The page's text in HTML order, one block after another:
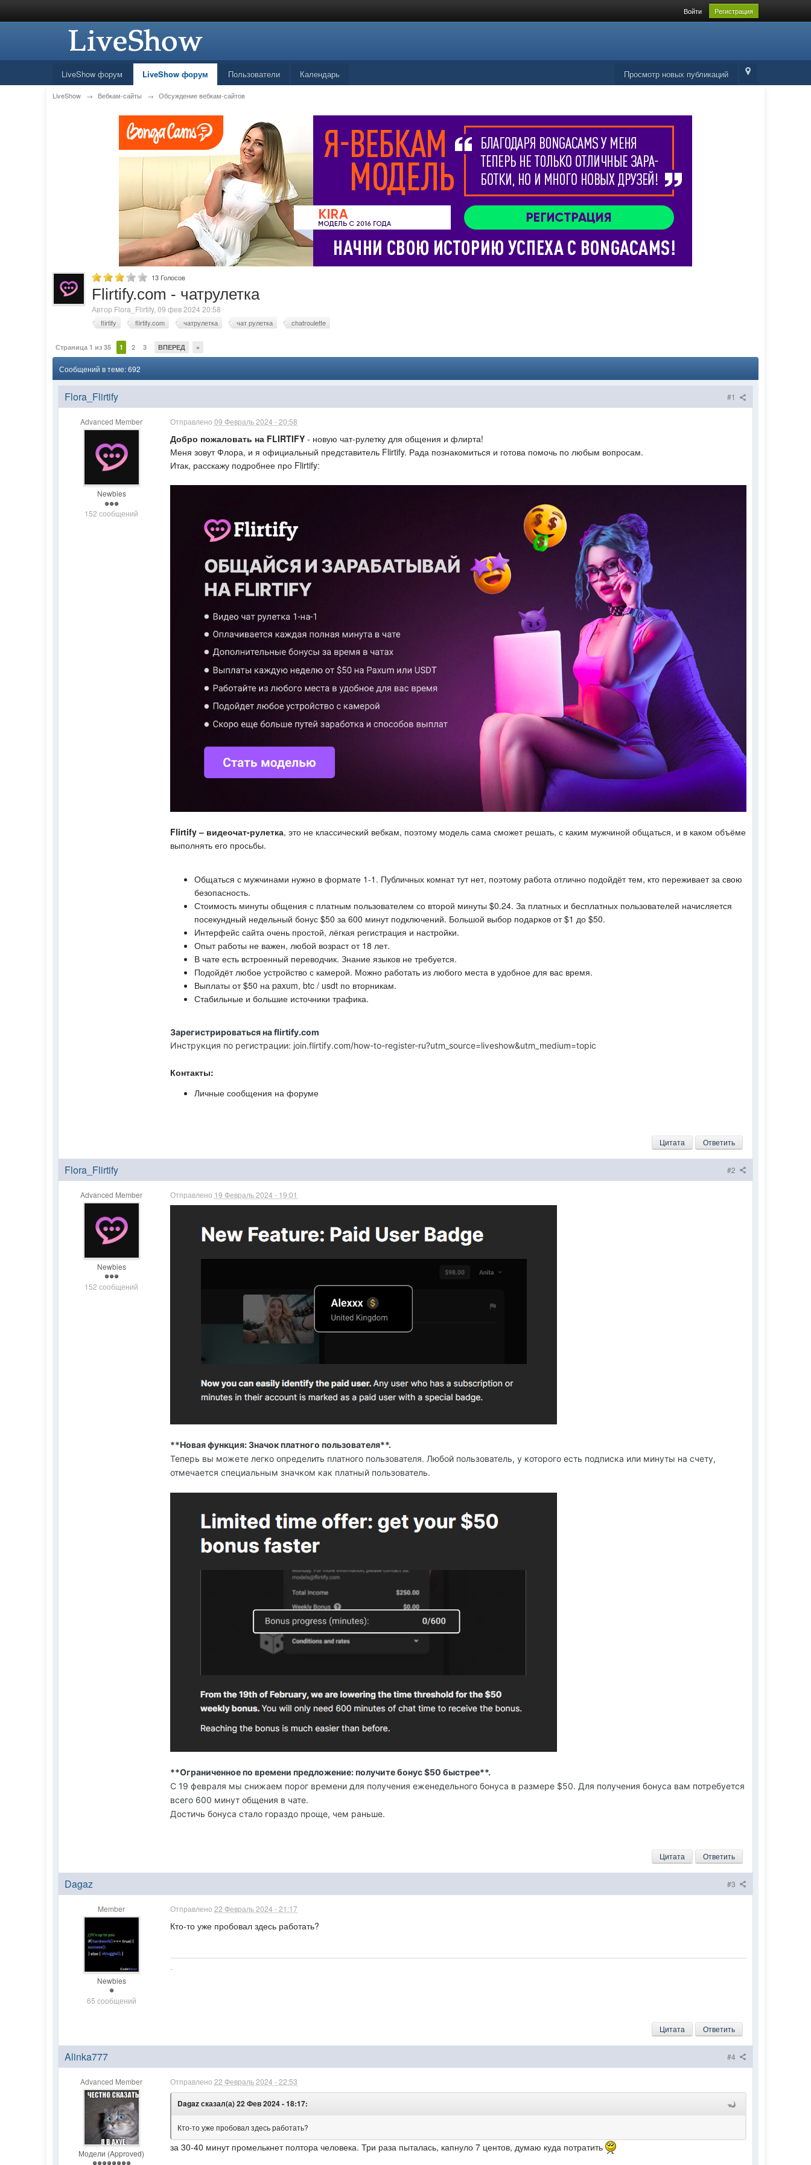
Войти Регистрация
Просмотр новых публикаций
LiveShow форум LiveShow форум Пользователи Календарь
LiveShow → Вебкам-сайты → Обсуждение вебкам-сайтов
13 Голосов
Flirtify.com - чатрулетка
Автор Flora_Flirtify,09 фев 2024 20:58
flirtify flirtify.com чатрулетка чат рулетка chatroulette
Страница 1 из 35 1 2 3 ВПЕРЕД »
Сообщений в теме: 692
#1
Flora_Flirtify
Advanced Member
Newbies
152 сообщений
Отправлено09 Февраль 2024 - 20:58
Добро пожаловать на FLIRTIFY - новую чат-рулетку для общения и флирта!
Меня зовут Флора, и я официальный представитель Flirtify. Рада познакомиться и готова помочь по любым вопросам.
Итак, расскажу подробнее про Flirtify:
Flirtify – видеочат-рулетка, это не классический вебкам, поэтому модель сама сможет решать, с каким мужчиной общаться, и в каком объёме
выполнять его просьбы.
Общаться с мужчинами нужно в формате 1-1. Публичных комнат тут нет, поэтому работа отлично подойдёт тем, кто переживает за свою
безопасность.
Стоимость минуты общения с платным пользователем со второй минуты $0.24. За платных и бесплатных пользователей начисляется
посекундный недельный бонус $50 за 600 минут подключений. Большой выбор подарков от $1 до $50.
Интерфейс сайта очень простой, лёгкая регистрация и настройки.
Опыт работы не важен, любой возраст от 18 лет.
В чате есть встроенный переводчик. Знание языков не требуется.
Подойдёт любое устройство с камерой. Можно работать из любого места в удобное для вас время.
Выплаты от $50 на paxum, btc / usdt по вторникам.
Стабильные и большие источники трафика.
Зарегистрироваться на flirtify.com
Инструкция по регистрации: join.flirtify.com/how-to-register-ru?utm_source=liveshow&utm_medium=topic
Контакты:
Личные сообщения на форуме
Ответить
Цитата
#2
Flora_Flirtify
Advanced Member
Newbies
152 сообщений
Отправлено 19 Февраль 2024 - 19:01
**Новая функция: Значок платного пользователя**.
Теперь вы можете легко определить платного пользователя. Любой пользователь, у которого есть подписка или минуты на счету,
отмечается специальным значком как платный пользователь.
**Ограниченное по времени предложение: получите бонус $50 быстрее**.
С 19 февраля мы снижаем порог времени для получения еженедельного бонуса в размере $50. Для получения бонуса вам потребуется
всего 600 минут общения в чате.
Достичь бонуса стало гораздо проще, чем раньше.
Ответить
Цитата
#3
Dagaz
Member
Newbies
65 сообщений
Отправлено22 Февраль 2024 - 21:17
Кто-то уже пробовал здесь работать?
-
Ответить
Цитата
#4
Alinka777
Advanced Member
Модели (Approved)
Отправлено22 Февраль 2024 - 22:53
Dagaz сказал(а) 22 Фев 2024 - 18:17:
Кто-то уже пробовал здесь работать?
за 30-40 минут промелькнет полтора человека. Три раза пыталась, капнуло 7 центов, думаю куда потратить